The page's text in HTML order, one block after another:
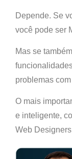
Depende. Se
você pode ser
Mas se
problemas
O mais
e inteligente,
Web Designers